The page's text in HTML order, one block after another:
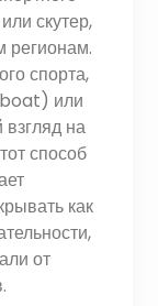
скутер,
регионам.
спорта,
или
взгляд на
способ
как
от